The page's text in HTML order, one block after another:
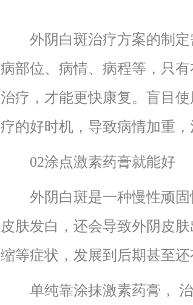
外阴白斑治疗方案的制定
病部位、病情、病程等，只
治疗，才能更快康复。盲目
疗的好时机，导致病情加重，
02涂点激素药膏就能好
外阴白斑是一种慢性顽固
皮肤发白，还会导致外阴皮
缩等症状，发展到后期甚至还
单纯靠涂抹激素药膏， 治